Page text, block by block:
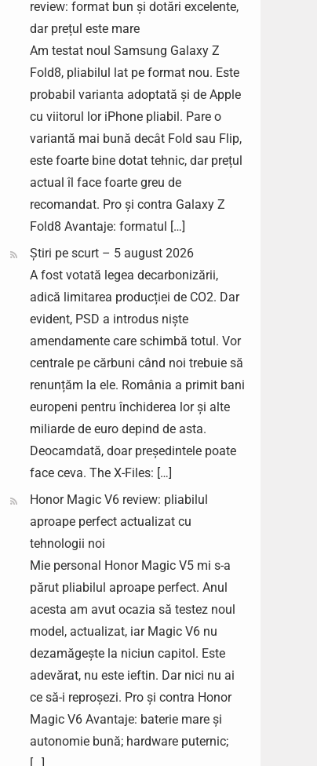
review: format bun și dotări excelente,
dar prețul este mare
Am testat noul Samsung Galaxy Z
Fold8, pliabilul lat pe format nou. Este
probabil varianta adoptată și de Apple
cu viitorul lor iPhone pliabil. Pare o
variantă mai bună decât Fold sau Flip,
este foarte bine dotat tehnic, dar prețul
actual îl face foarte greu de
recomandat. Pro și contra Galaxy Z
Fold8 Avantaje: formatul […]
Știri pe scurt – 5 august 2026
A fost votată legea decarbonizării,
adică limitarea producției de CO2. Dar
evident, PSD a introdus niște
amendamente care schimbă totul. Vor
centrale pe cărbuni când noi trebuie să
renunțăm la ele. România a primit bani
europeni pentru închiderea lor și alte
miliarde de euro depind de asta.
Deocamdată, doar președintele poate
face ceva. The X-Files: […]
Honor Magic V6 review: pliabilul
aproape perfect actualizat cu
tehnologii noi
Mie personal Honor Magic V5 mi s-a
părut pliabilul aproape perfect. Anul
acesta am avut ocazia să testez noul
model, actualizat, iar Magic V6 nu
dezamăgește la niciun capitol. Este
adevărat, nu este ieftin. Dar nici nu ai
ce să-i reproșezi. Pro și contra Honor
Magic V6 Avantaje: baterie mare și
autonomie bună; hardware puternic;